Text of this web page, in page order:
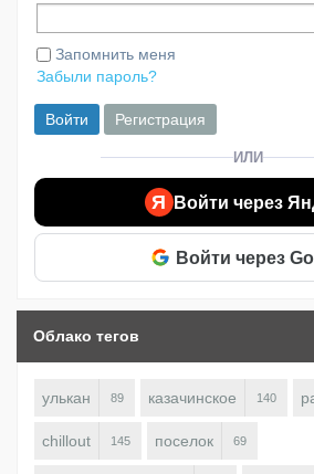
Запомнить меня
Забыли пароль?
Войти Регистрация
ИЛИ
Я Войти через
Войти через
Облако тегов
улькан 89 казачинское 140
chillout 145 поселок 69